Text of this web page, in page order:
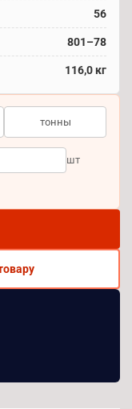
56
801–78
116,0 кг
тонны
шт